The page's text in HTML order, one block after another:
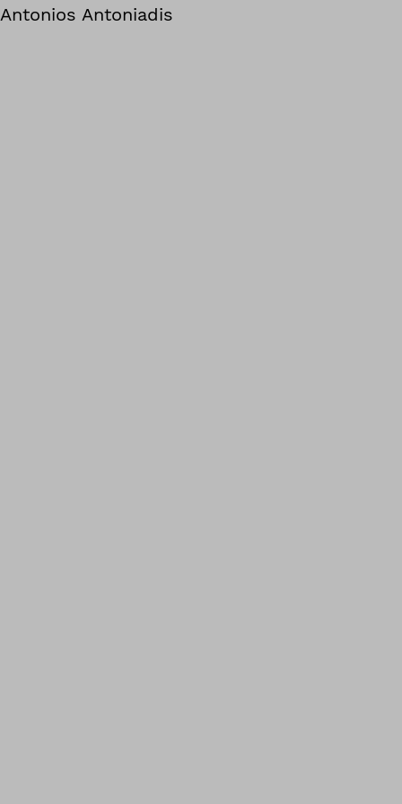
Antonios Antoniadis